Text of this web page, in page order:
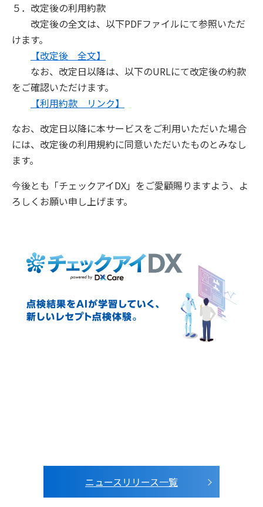
５．改定後の利用約款
改定後の全文は、以下PDFファイルにて参照いただ
けます。
【改定後 全文】
なお、改定日以降は、以下のURLにて改定後の約款
をご確認いただけます。
【利用約款 リンク】
なお、改定日以降に本サービスをご利用いただいた場合
には、改定後の利用規約に同意いただいたものとみなし
ます。
今後とも「チェックアイDX」をご愛顧賜りますよう、よ
ろしくお願い申し上げます。
ニュースリリース一覧